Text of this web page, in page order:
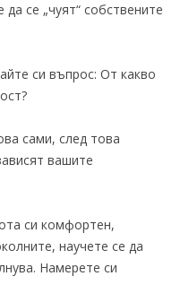
се „чуят“ собствените
си въпрос: От какво
сами, след това
вашите
си комфортен,
научете се да
Намерете си